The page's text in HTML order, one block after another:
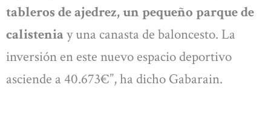
tableros de ajedrez, un pequeño parque de
calisteniay una canasta de baloncesto. La
inversión en este nuevo espacio deportivo
asciende a 40.673€”, ha dicho Gabarain.